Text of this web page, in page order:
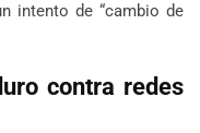
intento de “cambio de
contra redes